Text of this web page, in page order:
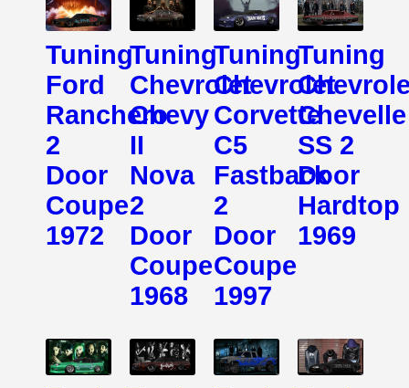
Tuning
Ford
Ranchero
2
Door
Coupe
1972
Tuning
Chevrolet
Chevy
II
Nova
2
Door
Coupe
1968
Tuning
Chevrolet
Corvette
C5
Fastback
2
Door
Coupe
1997
Tuning
Chevelle
SS 2
Door
Hardtop
1969